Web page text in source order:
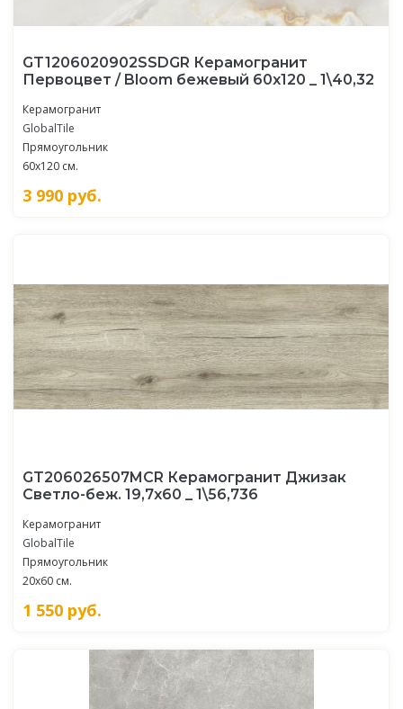
GT1206020902SSDGR Керамогранит
Первоцвет / Bloom бежевый 60x120 _ 1\40,32
Керамогранит
GlobalTile
Прямоугольник
60x120 см.
3 990 руб.
GT206026507MСR Керамогранит Джизак
Светло-беж. 19,7x60 _ 1\56,736
Керамогранит
GlobalTile
Прямоугольник
20x60 см.
1 550 руб.